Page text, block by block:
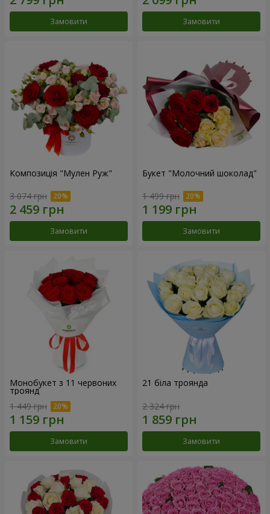
Замовити Замовити
Композиція "Мулен Руж"
3 074 грн
Замовити
Букет "Молочний шоколад"
1 499 грн
Замовити
Монобукет з 11 червоних
троянд
1 449 грн
Замовити
21 біла троянда
2 324 грн
Замовити